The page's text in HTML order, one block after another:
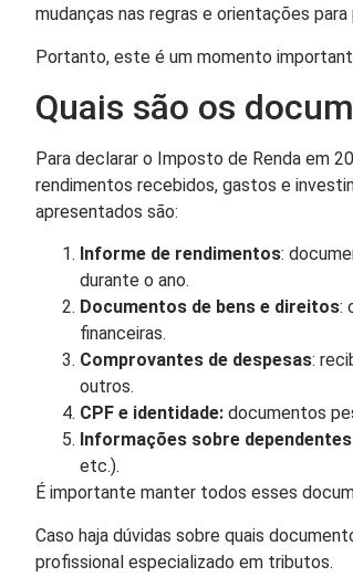
mudanças nas regras e orientações
Portanto, este é um momento
Quais são os
Para declarar o Imposto de Renda em
rendimentos recebidos, gastos e
apresentados são:
Informe de rendimentos:
durante o ano.
Documentos de bens e direitos:
financeiras.
Comprovantes de despesas:
outros.
CPF e identidade: documentos
Informações sobre
etc.).
É importante manter todos esses
Caso haja dúvidas sobre quais
profissional especializado em tributos.